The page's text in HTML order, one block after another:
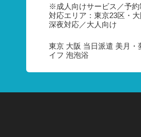
※成人向けサービス／予約
対応エリア：東京23区・
深夜対応／大人向け
東京 大阪 当日派遣 美月・
イフ 泡泡浴